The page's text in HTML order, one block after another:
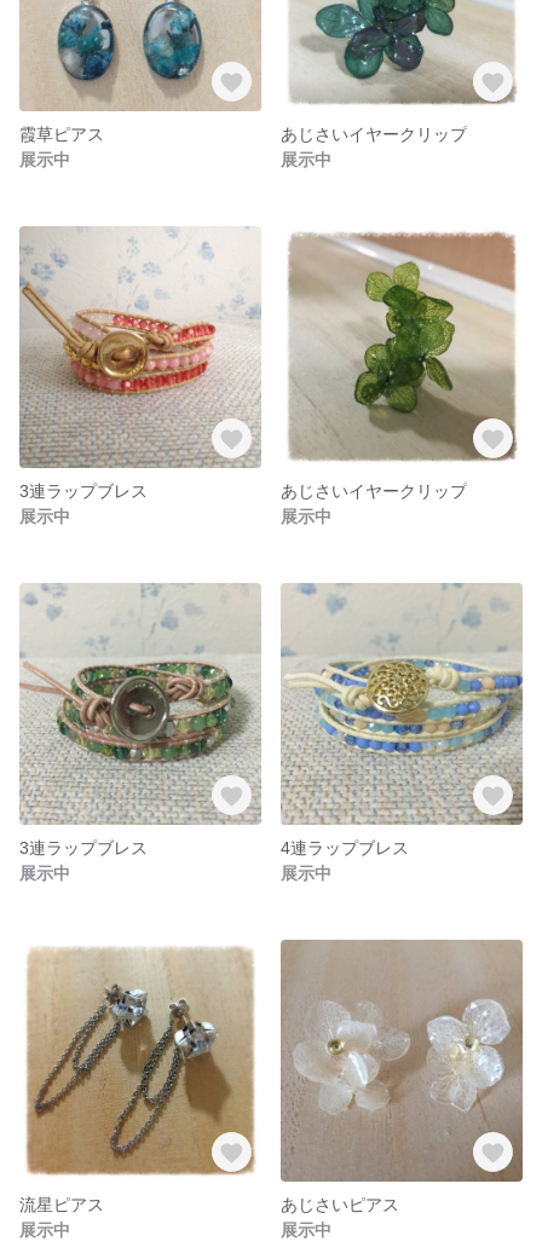
霞草ピアス
展示中
あじさいイヤークリップ
展示中
3連ラップブレス
展示中
あじさいイヤークリップ
展示中
3連ラップブレス
展示中
4連ラップブレス
展示中
流星ピアス
展示中
あじさいピアス
展示中